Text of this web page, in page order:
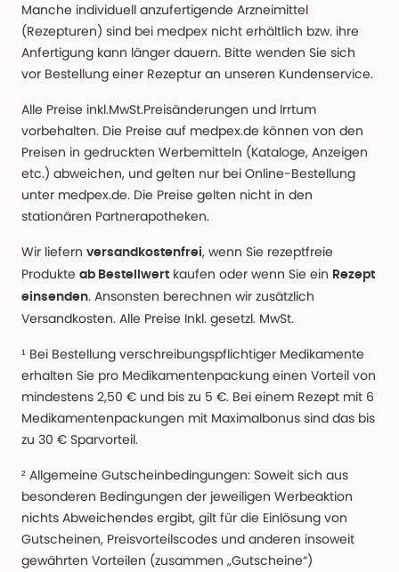
Manche individuell anzufertigende Arzneimittel
(Rezepturen) sind bei medpex nicht erhältlich bzw. ihre
Anfertigung kann länger dauern. Bitte wenden Sie sich
vor Bestellung einer Rezeptur an unseren Kundenservice.
Alle Preise inkl.MwSt.Preisänderungen und Irrtum
vorbehalten. Die Preise auf medpex.de können von den
Preisen in gedruckten Werbemitteln (Kataloge, Anzeigen
etc.) abweichen, und gelten nur bei Online-Bestellung
unter medpex.de. Die Preise gelten nicht in den
stationären Partnerapotheken.
Wir liefern versandkostenfrei, wenn Sie rezeptfreie
Produkte ab Bestellwert kaufen oder wenn Sie ein Rezept
einsenden. Ansonsten berechnen wir zusätzlich
Versandkosten. Alle Preise Inkl. gesetzl. MwSt.
¹ Bei Bestellung verschreibungspflichtiger Medikamente
erhalten Sie pro Medikamentenpackung einen Vorteil von
mindestens 2,50 € und bis zu 5 €. Bei einem Rezept mit 6
Medikamentenpackungen mit Maximalbonus sind das bis
zu 30 € Sparvorteil.
² Allgemeine Gutscheinbedingungen: Soweit sich aus
besonderen Bedingungen der jeweiligen Werbeaktion
nichts Abweichendes ergibt, gilt für die Einlösung von
Gutscheinen, Preisvorteilscodes und anderen insoweit
gewährten Vorteilen (zusammen „Gutscheine“)